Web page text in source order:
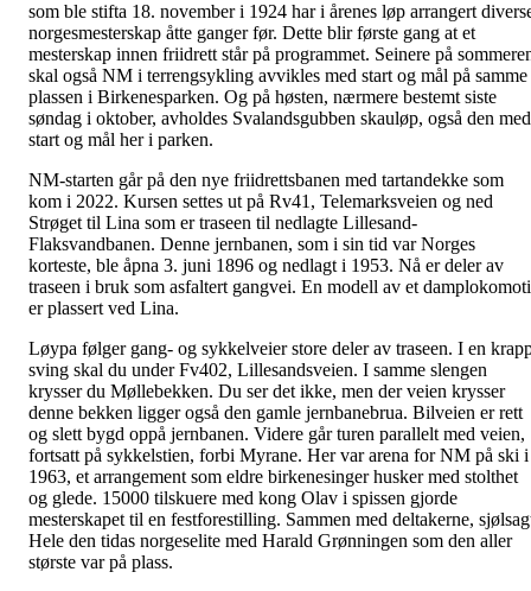
som ble stifta 18. november i 1924 har i årenes løp arrangert
norgesmesterskap åtte ganger før. Dette blir første gang at et
mesterskap innen friidrett står på programmet. Seinere på
skal også NM i terrengsykling avvikles med start og mål på samme
plassen i Birkenesparken. Og på høsten, nærmere bestemt siste
søndag i oktober, avholdes Svalandsgubben skauløp, også den med
start og mål her i parken.
NM-starten går på den nye friidrettsbanen med tartandekke som
kom i 2022. Kursen settes ut på Rv41, Telemarksveien og ned
Strøget til Lina som er traseen til nedlagte Lillesand-
Flaksvandbanen. Denne jernbanen, som i sin tid var Norges
korteste, ble åpna 3. juni 1896 og nedlagt i 1953. Nå er deler av
traseen i bruk som asfaltert gangvei. En modell av et
er plassert ved Lina.
Løypa følger gang- og sykkelveier store deler av traseen. I en
sving skal du under Fv402, Lillesandsveien. I samme slengen
krysser du Møllebekken. Du ser det ikke, men der veien krysser
denne bekken ligger også den gamle jernbanebrua. Bilveien er rett
og slett bygd oppå jernbanen. Videre går turen parallelt med veien,
fortsatt på sykkelstien, forbi Myrane. Her var arena for NM på ski i
1963, et arrangement som eldre birkenesinger husker med stolthet
og glede. 15000 tilskuere med kong Olav i spissen gjorde
mesterskapet til en festforestilling. Sammen med deltakerne,
Hele den tidas norgeselite med Harald Grønningen som den aller
største var på plass.